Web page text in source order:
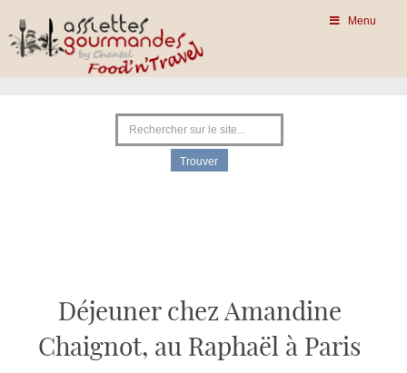
Menu
Déjeuner chez Amandine
Chaignot, au Raphaël à Paris